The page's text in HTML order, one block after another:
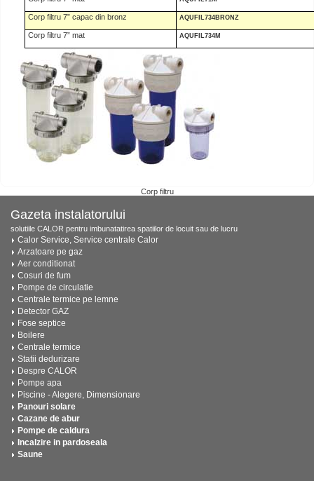
Corp filtru 7” capac din bronz AQUFIL734BRONZ
Corp filtru 7” mat AQUFIL734M
Corp filtru
Gazeta instalatorului
solutiile CALOR pentru imbunatatirea spatiilor de locuit sau de lucru
Calor Service, Service centrale Calor
Arzatoare pe gaz
Aer conditionat
Cosuri de fum
Pompe de circulatie
Centrale termice pe lemne
Detector GAZ
Fose septice
Boilere
Centrale termice
Statii dedurizare
Despre CALOR
Pompe apa
Piscine - Alegere, Dimensionare
Panouri solare
Cazane de abur
Pompe de caldura
Incalzire in pardoseala
Saune